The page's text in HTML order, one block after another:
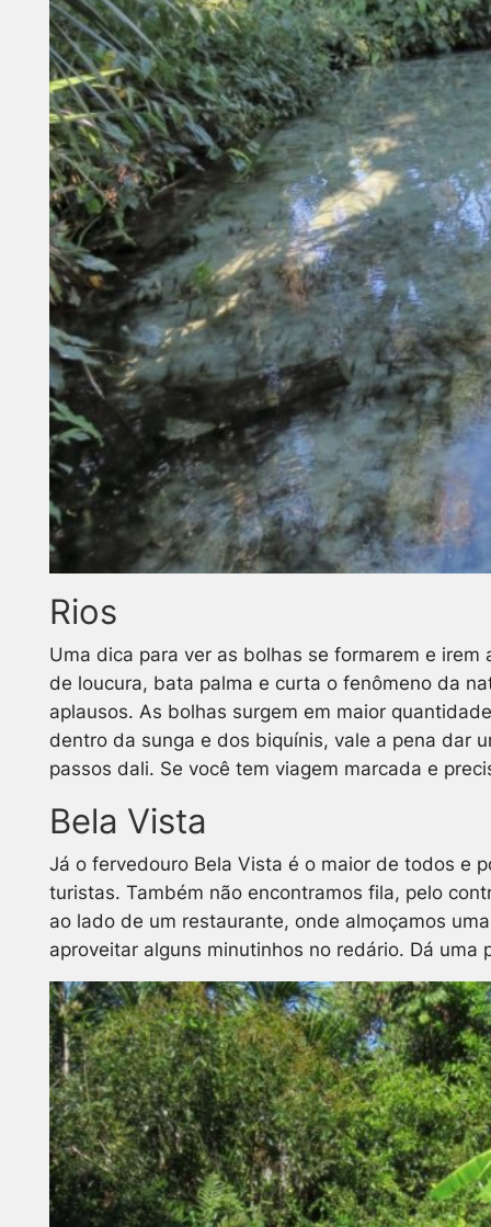
Rios
Uma dica para ver as bolhas se formarem e
de loucura, bata palma e curta o fenômeno da
aplausos. As bolhas surgem em maior
dentro da sunga e dos biquínis, vale a pena dar
passos dali. Se você tem viagem marcada e
Bela Vista
Já o fervedouro Bela Vista é o maior de todos e
turistas. Também não encontramos fila, pelo
ao lado de um restaurante, onde almoçamos
aproveitar alguns minutinhos no redário. Dá uma